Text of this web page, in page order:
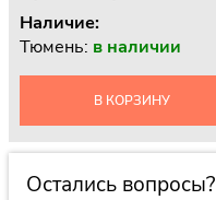
Наличие:
Тюмень: в наличии
В КОРЗИНУ
Остались вопросы?